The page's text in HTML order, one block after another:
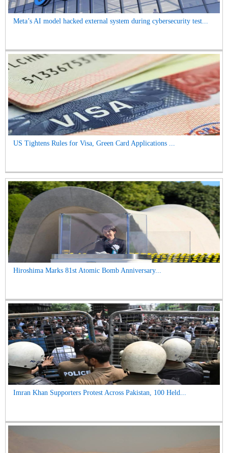
Meta’s AI model hacked external system during cybersecurity test...
US Tightens Rules for Visa, Green Card Applications ...
Hiroshima Marks 81st Atomic Bomb Anniversary...
Imran Khan Supporters Protest Across Pakistan, 100 Held...